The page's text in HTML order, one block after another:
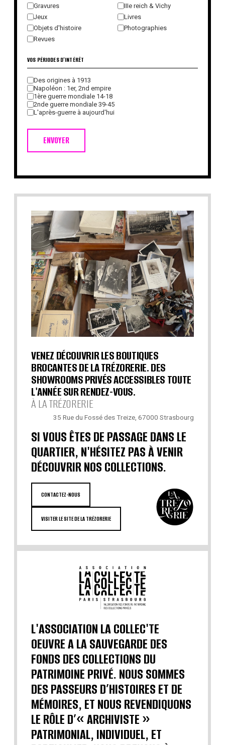
Gravures
IIIe reich & Vichy
Jeux
Livres
Objets d'histoire
Photographies
Revues
ENVOYER
VOS PÉRIODES D'INTÉRÊT
Des origines à 1913
Napoléon : 1er, 2nd empire
1ère guerre mondiale 14-18
2nde guerre mondiale 39-45
L'après-guerre à aujourd'hui
VENEZ DÉCOUVRIR LES BOUTIQUES
BROCANTES DE LA TRÉZORERIE. DES
SHOWROOMS PRIVÉS ACCESSIBLES TOUTE
L'ANNÉE SUR RENDEZ-VOUS.
À LA TRÉZORERIE
35 Rue du Fossé des Treize, 67000 Strasbourg
SI VOUS ÊTES DE PASSAGE DANS LE
QUARTIER, N'HÉSITEZ PAS À VENIR
DÉCOUVRIR NOS COLLECTIONS.
CONTACTEZ-NOUS
VISITER LE SITE DE LA TRÉZORERIE
L'ASSOCIATION LA COLLEC'TE
OEUVRE A LA SAUVEGARDE DES
FONDS DES COLLECTIONS DU
PATRIMOINE PRIVÉ. NOUS SOMMES
DES PASSEURS D’HISTOIRES ET DE
MÉMOIRES, ET NOUS REVENDIQUONS
LE RÔLE D’« ARCHIVISTE »
PATRIMONIAL, INDIVIDUEL, ET